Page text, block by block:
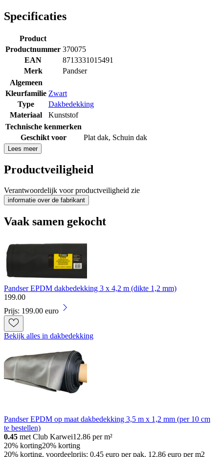
Specificaties
Product
Productnummer 370075
EAN
8713331015491
Merk
Pandser
Algemeen
Kleurfamilie Zwart
Type
Dakbedekking
Materiaal
Kunststof
Technische kenmerken
Geschikt voor
Plat dak, Schuin dak
Lees meer
Productveiligheid
Verantwoordelijk voor productveiligheid zie
informatie over de fabrikant
Vaak samen gekocht
Pandser EPDM dakbedekking 3 x 4,2 m (dikte 1,2 mm)
199.00
Prijs: 199.00 euro
Bekijk alles in dakbedekking
Pandser EPDM op maat dakbedekking 3,5 m x 1,2 mm (per 10 cm
te bestellen)
0.45 met Club Karwei12.86 per m²
20% korting20% korting
20% korting, voordeelprijs: 0.45 euro per pak, 12.86 euro per m2